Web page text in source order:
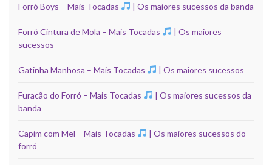
Forró Boys – Mais Tocadas | Os maiores sucessos da banda
Forró Cintura de Mola – Mais Tocadas
| Os maiores
sucessos
Gatinha Manhosa – Mais Tocadas | Os maiores sucessos
Furacão do Forró – Mais Tocadas
| Os maiores sucessos da
banda
Capim com Mel – Mais Tocadas
| Os maiores sucessos do
forró